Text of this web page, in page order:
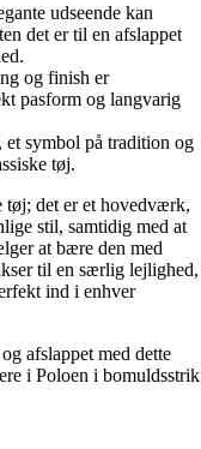
udseende kan
det er til en afslappet
og finish er
pasform og langvarig
et symbol på tradition og
tøj.
tøj; det er et hovedværk,
stil, samtidig med at
at bære den med
til en særlig lejlighed,
ind i enhver
afslappet med dette
i Poloen i bomuldsstrik